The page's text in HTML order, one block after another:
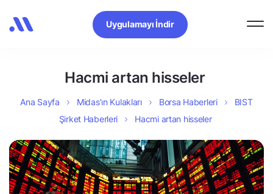
Uygulamayı İndir
Hacmi artan hisseler
Ana Sayfa Midas’ın Kulakları Borsa Haberleri
BIST
Şirket Haberleri
Hacmi artan hisseler